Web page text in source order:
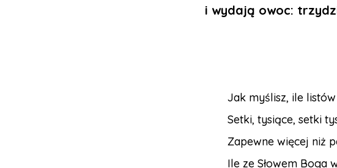
i wydają owoc:
Jak myślisz, ile listów
Setki, tysiące, setki
Zapewne więcej niż
Ile ze Słowem Boga